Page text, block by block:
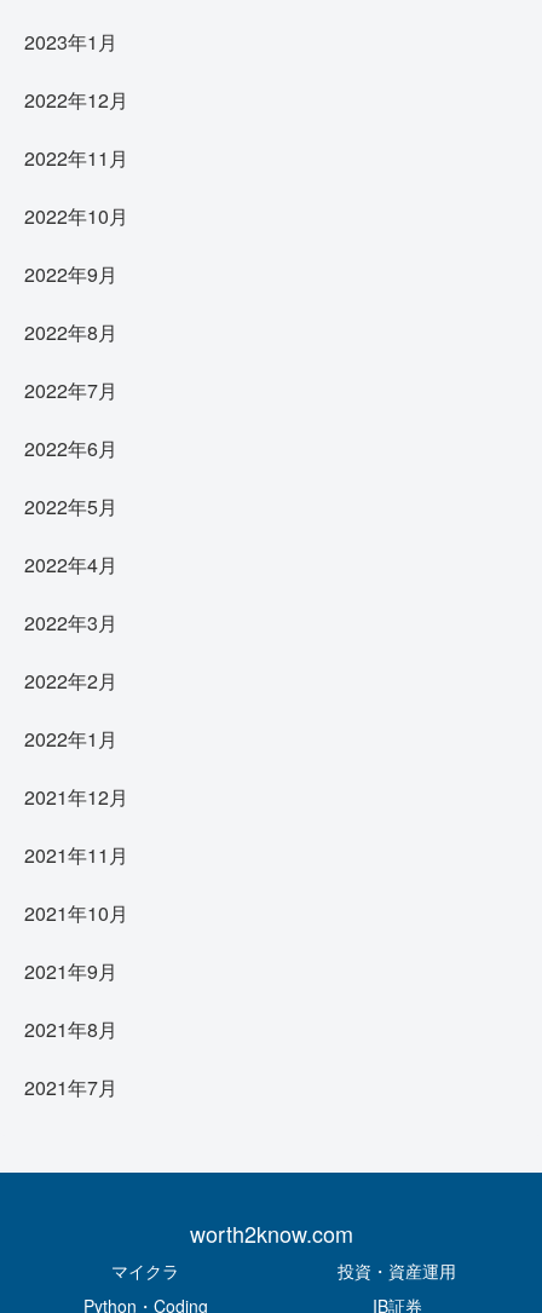
2023年1月
2022年12月
2022年11月
2022年10月
2022年9月
2022年8月
2022年7月
2022年6月
2022年5月
2022年4月
2022年3月
2022年2月
2022年1月
2021年12月
2021年11月
2021年10月
2021年9月
2021年8月
2021年7月
worth2know.com
マイクラ
投資・資産運用
Python・Coding
IB証券